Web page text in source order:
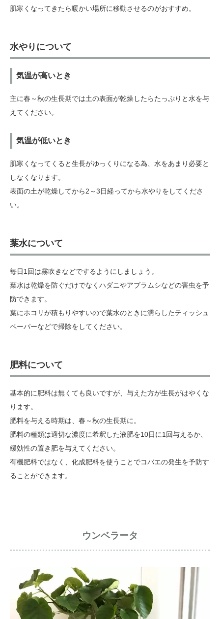
肌寒くなってきたら暖かい場所に移動させるのがおすすめ。
水やりについて
気温が高いとき
主に春～秋の生長期では土の表面が乾燥したらたっぷりと水を与
えてください。
気温が低いとき
肌寒くなってくると生長がゆっくりになる為、水をあまり必要と
しなくなります。
表面の土が乾燥してから2～3日経ってから水やりをしてくださ
い。
葉水について
毎日1回は霧吹きなどでするようにしましょう。
葉水は乾燥を防ぐだけでなくハダニやアブラムシなどの害虫を予
防できます。
葉にホコリが積もりやすいので葉水のときに濡らしたティッシュ
ペーパーなどで掃除をしてください。
肥料について
基本的に肥料は無くても良いですが、与えた方が生長がはやくな
ります。
肥料を与える時期は、春～秋の生長期に。
肥料の種類は適切な濃度に希釈した液肥を10日に1回与えるか、
緩効性の置き肥を与えてください。
有機肥料ではなく、化成肥料を使うことでコバエの発生を予防す
ることができます。
ウンベラータ